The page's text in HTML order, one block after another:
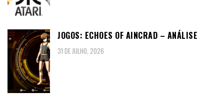
JOGOS: ECHOES OF AINCRAD – ANÁLISE
31 DE JULHO, 2026